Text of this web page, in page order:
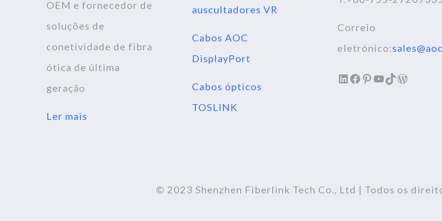
OEM e fornecedor de
soluções de
conetividade de fibra
ótica de última
geração
Ler mais
auscultadores VR
Cabos AOC
DisplayPort
Cabos ópticos
TOSLINK
Correio
eletrónico:
LinkedIn
Facebook
Pinterest
YouTube
TikTok
© 2023 Shenzhen Fiberlink Tech Co., Ltd | Todos os